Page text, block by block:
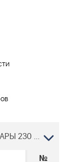
7 ИНСТАЛЛЯЦИОННЫЕ АКСЕССУАРЫ 230 ACX РОБОТ ХУСКВАРНА
№